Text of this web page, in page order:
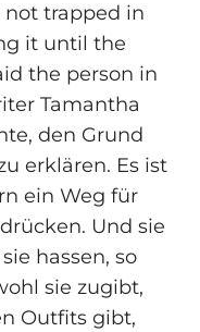
not trapped in
it until the
the person in
Tamantha
den Grund
erklären. Es ist
ein Weg für
Und sie
hassen, so
sie zugibt,
Outfits gibt,